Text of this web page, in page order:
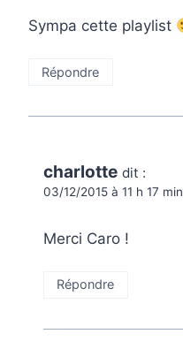
Sympa cette playlist
Répondre
charlotte dit :
03/12/2015 à 11 h 17 min
Merci Caro !
Répondre